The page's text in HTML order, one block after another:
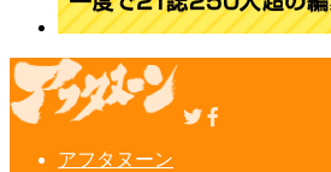
アフタヌーン